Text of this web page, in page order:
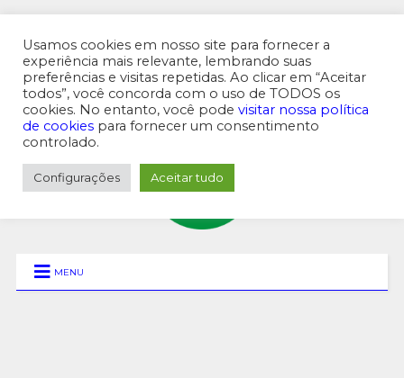
MENU SUPERIOR
MENU
Usamos cookies em nosso site para fornecer a
experiência mais relevante, lembrando suas
preferências e visitas repetidas. Ao clicar em “Aceitar
todos”, você concorda com o uso de TODOS os
cookies. No entanto, você pode visitar nossa política
de cookies para fornecer um consentimento
controlado.
Configurações Aceitar tudo